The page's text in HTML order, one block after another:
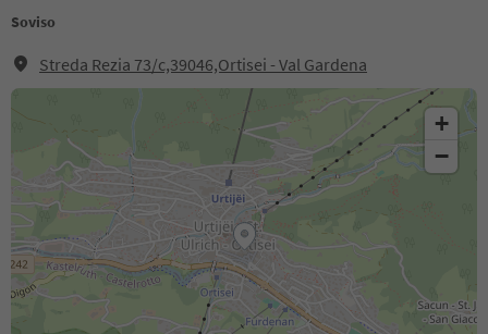
Soviso
Streda Rezia 73/c,39046,Ortisei - Val Gardena
+
−